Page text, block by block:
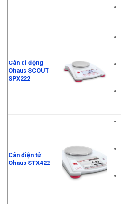
Cân di động
Ohaus SCOUT
SPX222
Cân điện tử
Ohaus STX422